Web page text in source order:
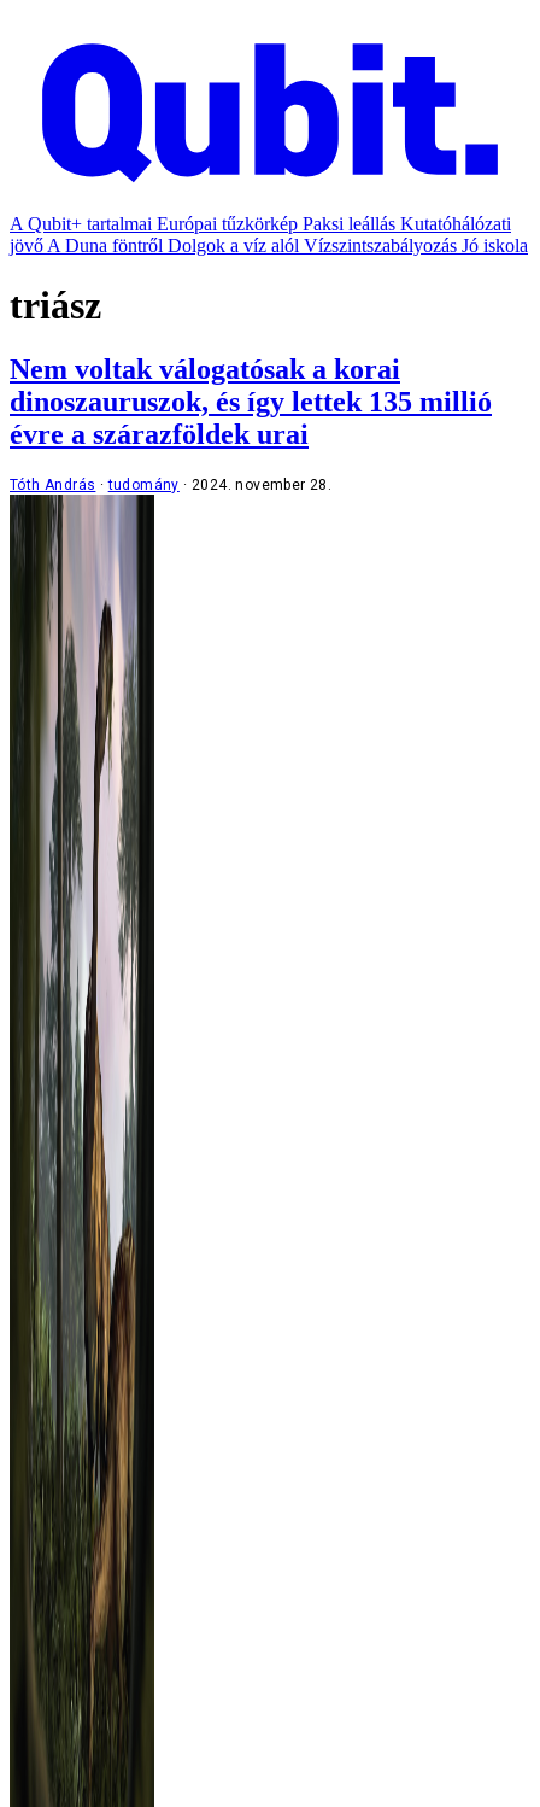
A Qubit+ tartalmai Európai tűzkörkép Paksi leállás Kutatóhálózati
jövő A Duna föntről Dolgok a víz alól Vízszintszabályozás Jó iskola
triász
Nem voltak válogatósak a korai
dinoszauruszok, és így lettek 135 millió
évre a szárazföldek urai
Tóth András tudomány 2024. november 28.